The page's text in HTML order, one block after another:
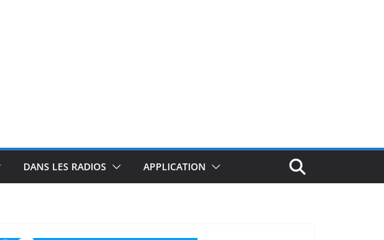
DANS LES RADIOS APPLICATION